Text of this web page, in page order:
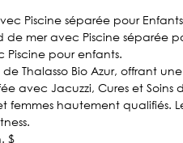
Piscine séparée pour Enfants
mer avec Piscine séparée
Piscine pour enfants.
Thalasso Bio Azur, offrant
avec Jacuzzi, Cures et Soins
femmes hautement qualifiés.
$